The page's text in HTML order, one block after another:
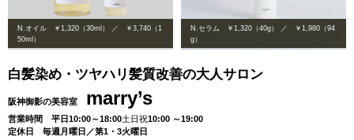
N.オイル ￥1,320（30ml） ／ ￥3,740（1
50ml）
N.セラム ￥1,320（40g） ／ ￥1,980（94
g）
白髪染め・ツヤハリ髪質改善の大人サロン
阪神御影の美容室 marry’s
営業時間 平日10:00～18:00土日祝10:00 ～19:00
定休日 毎週月曜日／第1・3火曜日